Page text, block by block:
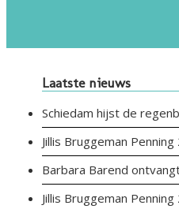
Laatste nieuws
Schiedam hijst de
Jillis Bruggeman
Barbara Barend
Jillis Bruggeman